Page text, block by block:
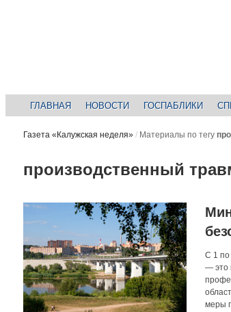
ГЛАВНАЯ НОВОСТИ ГОСПАБЛИКИ
Газета «Калужская неделя» / Материалы по тегу
производственный
С 1 по
— это
меры